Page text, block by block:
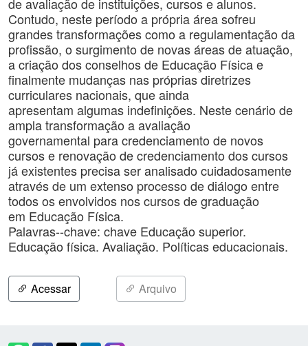
Contudo, neste período a própria área sofreu
grandes transformações como a regulamentação da
profissão, o surgimento de novas áreas de atuação,
a criação dos conselhos de Educação Física e
finalmente mudanças nas próprias diretrizes
curriculares nacionais, que ainda
apresentam algumas indefinições. Neste cenário de
ampla transformação a avaliação
governamental para credenciamento de novos
cursos e renovação de credenciamento dos cursos
já existentes precisa ser analisado cuidadosamente
através de um extenso processo de diálogo entre
todos os envolvidos nos cursos de graduação
em Educação Física.
Palavras--chave: chave Educação superior.
Educação física. Avaliação. Políticas educacionais.
Acessar Arquivo